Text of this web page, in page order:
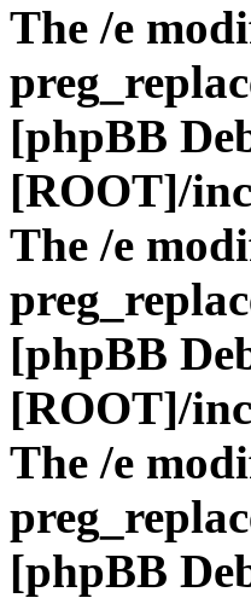
The /e
[phpBB
[ROOT]/
The /e
[phpBB
[ROOT]/
The /e
[phpBB